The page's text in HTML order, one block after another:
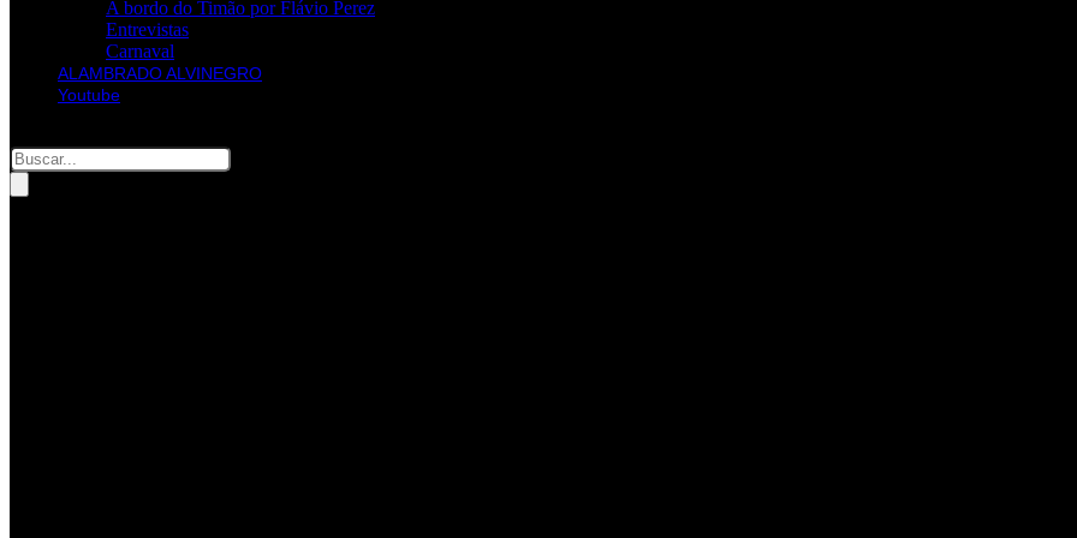
A bordo do Timão por Flávio Perez
Entrevistas
Carnaval
ALAMBRADO ALVINEGRO
Youtube